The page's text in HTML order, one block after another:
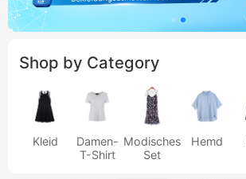
Shop by Category
Kleid
Damen-
T-Shirt
Modisches
Set
Hemd